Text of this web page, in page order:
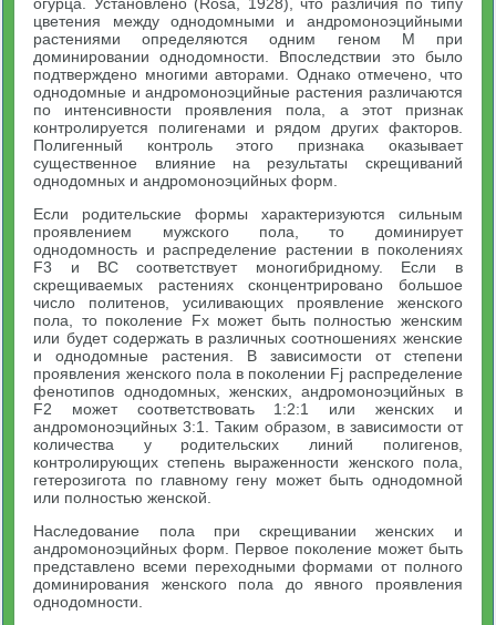
цветения между однодомными и андромоноэцийными
растениями определяются одним геном М при
доминировании однодомности. Впоследствии это было
подтверждено многими авторами. Однако отмечено, что
однодомные и андромоноэцийные растения различаются
по интенсивности проявления пола, а этот признак
контролируется полигенами и рядом других факторов.
Полигенный контроль этого признака оказывает
существенное влияние на результаты скрещиваний
однодомных и андромоноэцийных форм.
Если родительские формы характеризуются сильным
проявлением мужского пола, то доминирует
однодомность и распределение растении в поколениях
F3 и ВС соответствует моногибридному. Если в
скрещиваемых растениях сконцентрировано большое
число политенов, усиливающих проявление женского
пола, то поколение Fx может быть полностью женским
или будет содержать в различных соотношениях женские
и однодомные растения. В зависимости от степени
проявления женского пола в поколении Fj распределение
фенотипов однодомных, женских, андромоноэцийных в
F2 может соответствовать 1:2:1 или женских и
андромоноэцийных 3:1. Таким образом, в зависимости от
количества у родительских линий полигенов,
контролирующих степень выраженности женского пола,
гетерозигота по главному гену может быть однодомной
или полностью женской.
Наследование пола при скрещивании женских и
андромоноэцийных форм. Первое поколение может быть
представлено всеми переходными формами от полного
доминирования женского пола до явного проявления
однодомности.